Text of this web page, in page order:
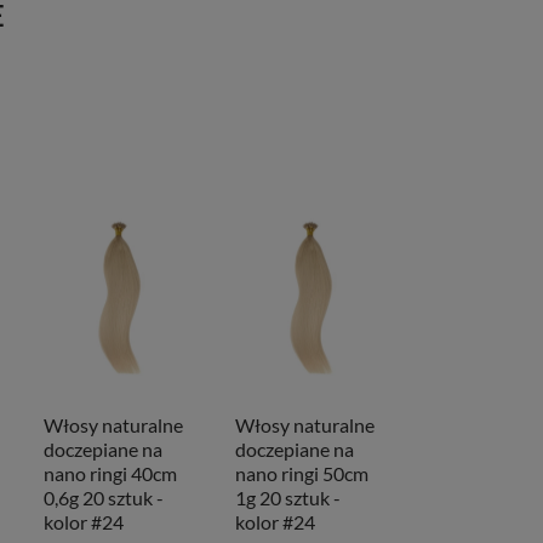
Włosy naturalne
doczepiane na
nano ringi 40cm
0,6g 20 sztuk -
kolor #24
Włosy naturalne
doczepiane na
nano ringi 50cm
1g 20 sztuk -
kolor #24